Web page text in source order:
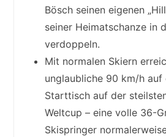
Bösch seinen eigenen
seiner Heimatschanze in
verdoppeln.
Mit normalen Skiern
unglaubliche 90 km/h auf
Starttisch auf der
Weltcup – eine volle 36-
Skispringer